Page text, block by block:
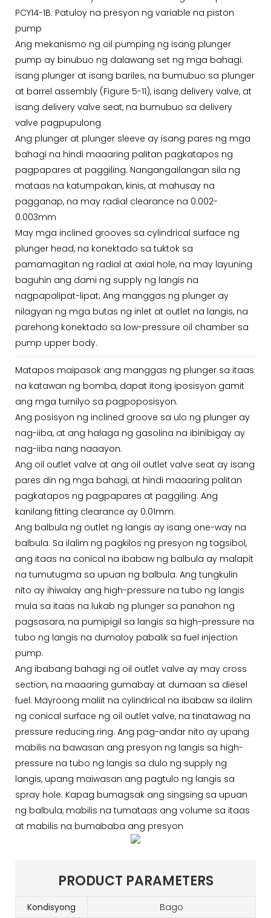
PCY14-1B: Patuloy na presyon ng variable na piston
pump
Ang mekanismo ng oil pumping ng isang plunger
pump ay binubuo ng dalawang set ng mga bahagi:
isang plunger at isang bariles, na bumubuo sa plunger
at barrel assembly (Figure 5-11), isang delivery valve, at
isang delivery valve seat, na bumubuo sa delivery
valve pagpupulong
Ang plunger at plunger sleeve ay isang pares ng mga
bahagi na hindi maaaring palitan pagkatapos ng
pagpapares at paggiling. Nangangailangan sila ng
mataas na katumpakan, kinis, at mahusay na
pagganap, na may radial clearance na 0.002-
0.003mm
May mga inclined grooves sa cylindrical surface ng
plunger head, na konektado sa tuktok sa
pamamagitan ng radial at axial hole, na may layuning
baguhin ang dami ng supply ng langis na
nagpapalipat-lipat; Ang manggas ng plunger ay
nilagyan ng mga butas ng inlet at outlet na langis, na
parehong konektado sa low-pressure oil chamber sa
pump upper body.
Matapos maipasok ang manggas ng plunger sa itaas
na katawan ng bomba, dapat itong iposisyon gamit
ang mga turnilyo sa pagpoposisyon.
Ang posisyon ng inclined groove sa ulo ng plunger ay
nag-iiba, at ang halaga ng gasolina na ibinibigay ay
nag-iiba nang naaayon.
Ang oil outlet valve at ang oil outlet valve seat ay isang
pares din ng mga bahagi, at hindi maaaring palitan
pagkatapos ng pagpapares at paggiling. Ang
kanilang fitting clearance ay 0.01mm.
Ang balbula ng outlet ng langis ay isang one-way na
balbula. Sa ilalim ng pagkilos ng presyon ng tagsibol,
ang itaas na conical na ibabaw ng balbula ay malapit
na tumutugma sa upuan ng balbula. Ang tungkulin
nito ay ihiwalay ang high-pressure na tubo ng langis
mula sa itaas na lukab ng plunger sa panahon ng
pagsasara, na pumipigil sa langis sa high-pressure na
tubo ng langis na dumaloy pabalik sa fuel injection
pump.
Ang ibabang bahagi ng oil outlet valve ay may cross
section, na maaaring gumabay at dumaan sa diesel
fuel. Mayroong maliit na cylindrical na ibabaw sa ilalim
ng conical surface ng oil outlet valve, na tinatawag na
pressure reducing ring. Ang pag-andar nito ay upang
mabilis na bawasan ang presyon ng langis sa high-
pressure na tubo ng langis sa dulo ng supply ng
langis, upang maiwasan ang pagtulo ng langis sa
spray hole. Kapag bumagsak ang singsing sa upuan
ng balbula, mabilis na tumataas ang volume sa itaas
at mabilis na bumababa ang presyon
PRODUCT PARAMETERS
Kondisyong
Bago